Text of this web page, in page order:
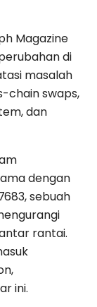
Magazine
di
masalah
chain swaps,
dan
dengan
sebuah
rantai.
ini.